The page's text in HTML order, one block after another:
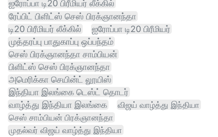
ஐரோப்பா டி20 பிரீமியர் லீக்கில்
ரேப்பிட் பிளிட்ஸ் செஸ் பிரக்ஞானந்தா
டி20 பிரீமியர் லீக்கில்
ஐரோப்பா டி20 பிரீமியர்
முத்தரப்பு பாதுகாப்பு ஒப்பந்தம்
செஸ் பிரக்ஞானந்தா சாம்பியன்
பிளிட்ஸ் செஸ் பிரக்ஞானந்தா
அமெரிக்கா செயின்ட் லூயிஸ்
இந்தியா இலங்கை டெஸ்ட் தொடர்
வாழ்த்து இந்தியா இலங்கை
விஜய் வாழ்த்து இந்தியா
செஸ் சாம்பியன் பிரக்ஞானந்தா
முதல்வர் விஜய் வாழ்த்து இந்தியா